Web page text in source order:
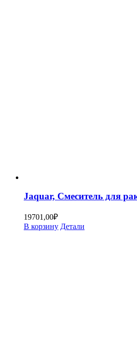
Jaquar, Смеситель для
19701,00₽
В корзину Детали